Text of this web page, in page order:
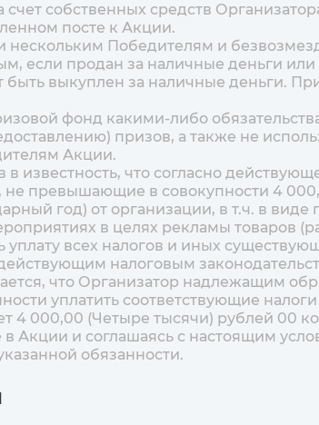
собственных средств
посте к Акции.
нескольким Победителям и
если продан за наличные деньги
выкуплен за наличные деньги.
фонд какими-либо
призов, а также не
Акции.
известность, что согласно
превышающие в совокупности 4
год) от организации, в т.ч. в
в целях рекламы товаров
уплату всех налогов и иных
налоговым
что Организатор надлежащим
уплатить соответствующие
4 000,00 (Четыре тысячи) рублей 00
и соглашаясь с настоящим
обязанности.